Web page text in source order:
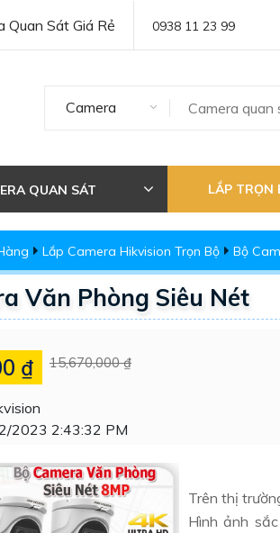
Quan Sát Giá Rẻ 0938 11 23 99
Camera
QUAN SÁT LẮP TRỌN
Lắp Camera Hikvision Trọn Bộ Bộ
Văn Phòng Siêu Nét
₫ 15,670,000 ₫
2023 2:43:32 PM
Trên thị
Hình ảnh